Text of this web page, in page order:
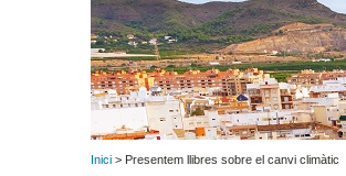
Inici > Presentem llibres sobre el canvi climàtic